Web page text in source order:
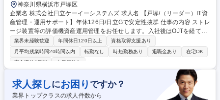
神奈川県横浜市戸塚区
企業名 株式会社日立ケーイーシステムズ 求人名 【戸塚/（リーダー）IT資
産管理・運用サポート】年休126日/日立Gで安定性抜群 仕事の内容 ストレ
ージ装置等の評価機資産運用管理をお任せします。入社後はOJTを経て、
実務担当への指示出しや、関係部署との調整等を行うチームリーダーを担
います。 ■評価機管理：資産導入・滅却、棚卸し、関連文書・システム更
新 ■評価室管理：評価室整備、レイアウト管理、計画停電対応等 ■運用・
ッフへの指示出しやスケジュール調整がメインです。 【業務内容の変更範
囲】当社の指定する業務 募集職種 【戸塚/（リーダー）IT資産管理・運用
サポート】年休126日/日立Gで安定性抜群
業界未経験歓迎 年間休日120日以上
資格取得支援あり
月平均残業時間20時間以内
転勤なし 時短勤務あり 退職金あり
在宅OK
完全週休2日制
土日祝休み
求人探しにお困り ですか？
業界トップクラスの求人件数から